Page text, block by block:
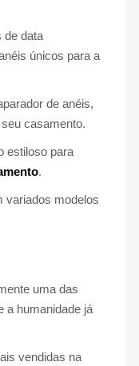
de data
únicos para a
de anéis,
casamento.
estiloso para
.
variados modelos
uma das
a humanidade já
vendidas na